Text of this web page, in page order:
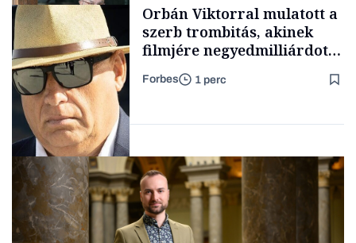
Támogatói tartalom
Családi
vállalkozások
Pénz
Orbán Viktorral mulatott a
szerb trombitás, akinek
filmjére negyedmilliárdot
adott az NFI
Forbes 1 perc